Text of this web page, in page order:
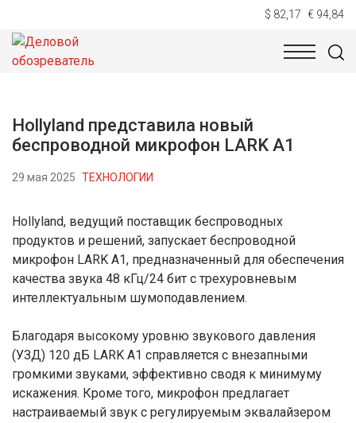
$ 82,17 € 94,84
НОВОСТИ
Hollyland представила новый
беспроводной микрофон LARK A1
29 мая 2025 ТЕХНОЛОГИИ
Hollyland, ведущий поставщик беспроводных
продуктов и решений, запускает беспроводной
микрофон LARK A1, предназначенный для обеспечения
качества звука 48 кГц/24 бит с трехуровневым
интеллектуальным шумоподавлением.
Благодаря высокому уровню звукового давления
(УЗД) 120 дБ LARK A1 справляется с внезапными
громкими звуками, эффективно сводя к минимуму
искажения. Кроме того, микрофон предлагает
настраиваемый звук с регулируемым эквалайзером